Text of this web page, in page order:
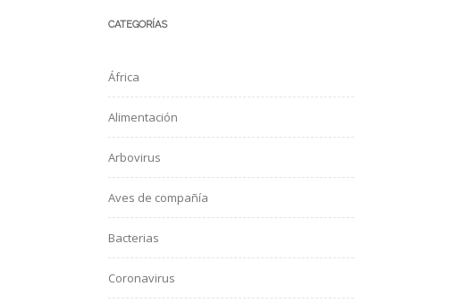
CATEGORÍAS
África
Alimentación
Arbovirus
Aves de compañía
Bacterias
Coronavirus